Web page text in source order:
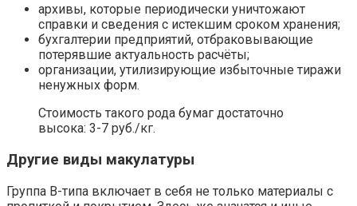
архивы, которые периодически уничтожают
справки и сведения с истекшим сроком хранения;
бухгалтерии предприятий, отбраковывающие
потерявшие актуальность расчёты;
организации, утилизирующие избыточные тиражи
ненужных форм.
Стоимость такого рода бумаг достаточно
высока: 3-7 руб./кг.
Другие виды макулатуры
Группа В-типа включает в себя не только материалы с